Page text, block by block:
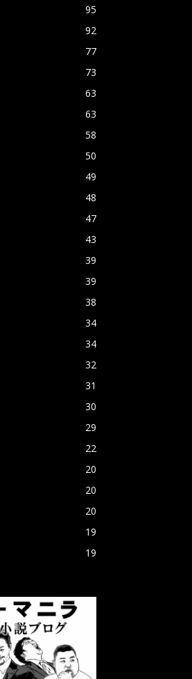
95
92
77
73
63
63
58
50
49
48
47
43
39
39
38
34
34
32
31
30
29
22
20
20
20
19
19